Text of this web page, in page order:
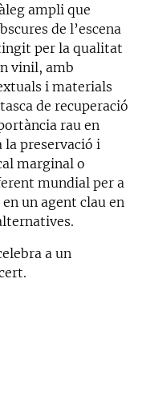
ampli que
de l’escena
per la qualitat
vinil, amb
i materials
de recuperació
rau en
preservació i
marginal o
mundial per a
un agent clau en
a un